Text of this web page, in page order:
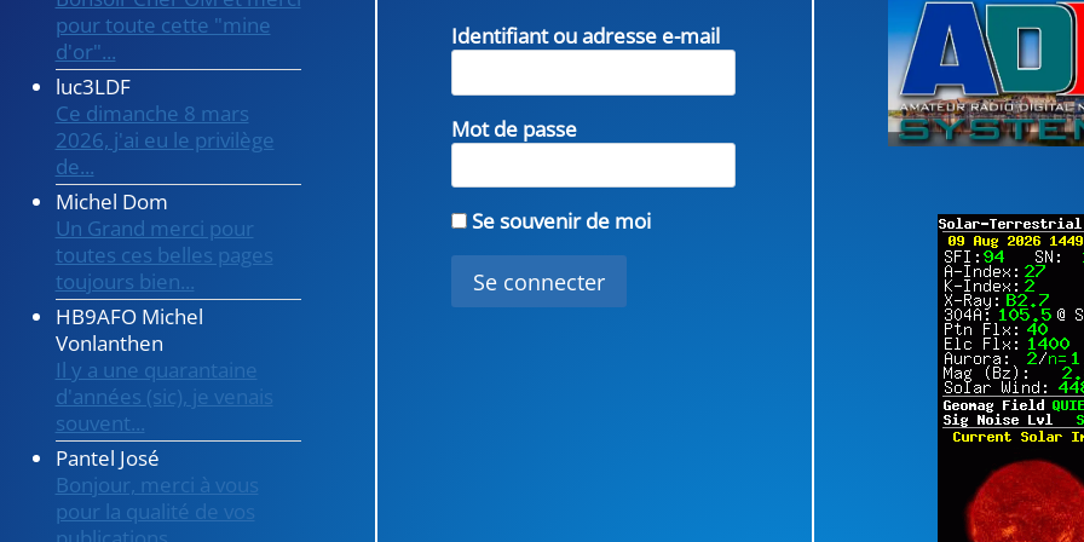
pour toute cette "mine
d'or"...
luc3LDF
Ce dimanche 8 mars
2026, j'ai eu le privilège
de...
Michel Dom
Un Grand merci pour
toutes ces belles pages
toujours bien...
HB9AFO Michel
Vonlanthen
Il y a une quarantaine
d'années (sic), je venais
souvent...
Pantel José
Bonjour, merci à vous
pour la qualité de vos
Identifiant ou adresse e-mail
Mot de passe
Se souvenir de moi